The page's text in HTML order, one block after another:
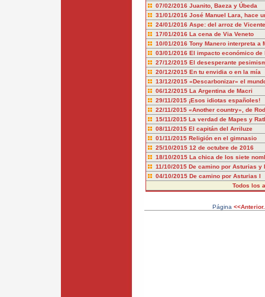
07/02/2016 Juanito, Baeza y Úbeda
31/01/2016 José Manuel Lara, hace
24/01/2016 Aspe: del arroz de
17/01/2016 La cena de Via Veneto
10/01/2016 Tony Manero interpreta a
03/01/2016 El impacto económico de
27/12/2015 El desesperante
20/12/2015 En tu envidia o en la mía
13/12/2015 «Descarbonizar» el
06/12/2015 La Argentina de Macri
29/11/2015 ¡Esos idiotas españoles!
22/11/2015 «Another country», de
15/11/2015 La verdad de Mapes y
08/11/2015 El capitán del Arriluze
01/11/2015 Religión en el gimnasio
25/10/2015 12 de octubre de 2016
18/10/2015 La chica de los siete
11/10/2015 De camino por Asturias y
04/10/2015 De camino por Asturias I
Todos los
Página